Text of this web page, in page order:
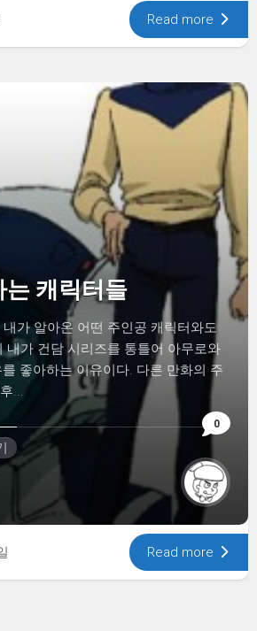
Read more
0
는 캐릭터들
가 알아온 어떤 주인공 캐릭터와도
내가 건담 시리즈를 통틀어 아무로와
좋아하는 이유이다. 다른 만화의 주
...
Read more